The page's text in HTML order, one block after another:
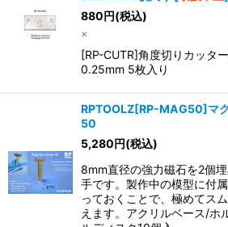
880円(税込)
×
[RP-CUTR]角度切りカッタ
0.25mm 5枚入り
RPTOOLZ[RP-MAG50]マ
50
5,280円(税込)
8mm直径の強力磁石を2個
手です。製作中の模型に付
っておくことで、極めてス
えます。アクリルベース/ホ